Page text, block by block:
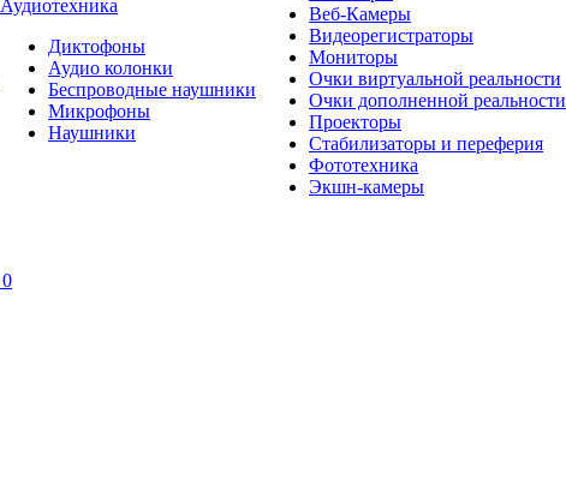
Аудиотехника
Диктофоны
Аудио колонки
Беспроводные наушники
Микрофоны
Наушники
Веб-Камеры
Видеорегистраторы
Мониторы
Очки виртуальной реальности
Очки дополненной реальности
Проекторы
Стабилизаторы и переферия
Фототехника
Экшн-камеры
0